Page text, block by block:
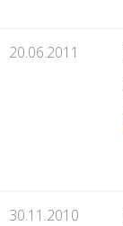
20.06.2011
30.11.2010